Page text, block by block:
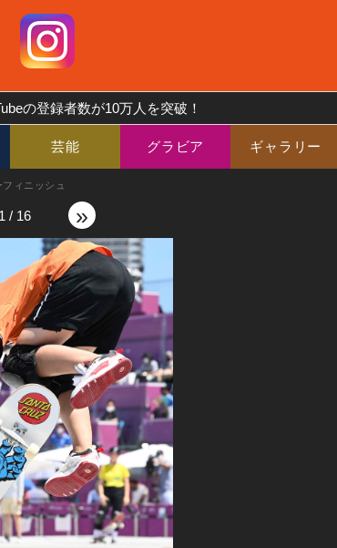
の登録者数が10万人を突破！
芸能 グラビア ギャラリー
ィニッシュ
»
1 / 16